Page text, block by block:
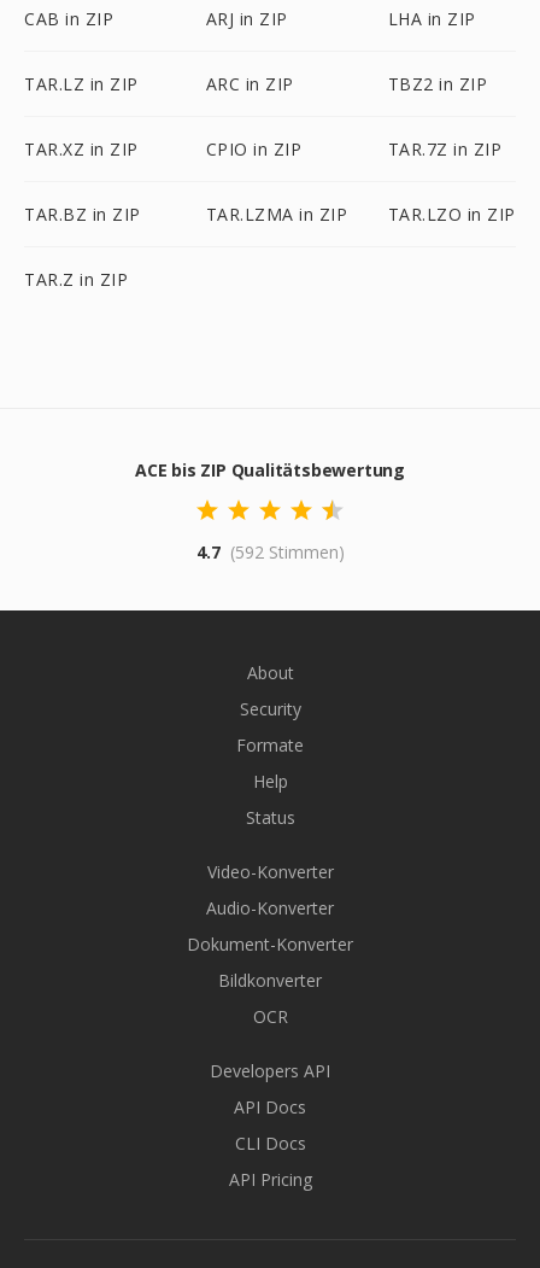
CAB in ZIP ARJ in ZIP LHA in ZIP
TAR.LZ in ZIP ARC in ZIP TBZ2 in ZIP
TAR.XZ in ZIP CPIO in ZIP TAR.7Z in ZIP
TAR.BZ in ZIP TAR.LZMA in ZIP TAR.LZO in ZIP
TAR.Z in ZIP
ACE bis ZIP Qualitätsbewertung
4.7 (592 Stimmen)
About
Security
Formate
Help
Status
Video-Konverter
Audio-Konverter
Dokument-Konverter
Bildkonverter
OCR
Developers API
API Docs
CLI Docs
API Pricing